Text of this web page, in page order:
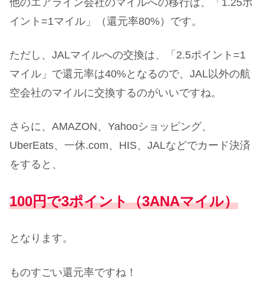
イント=1マイル」（還元率80%）です。
ただし、JALマイルへの交換は、「2.5ポイント=1
マイル」で還元率は40%となるので、JAL以外の航
空会社のマイルに交換するのがいいですね。
さらに、AMAZON、Yahooショッピング、
UberEats、一休.com、HIS、JALなどでカード決済
をすると、
100円で3ポイント（3ANAマイル）
となります。
ものすごい還元率ですね！